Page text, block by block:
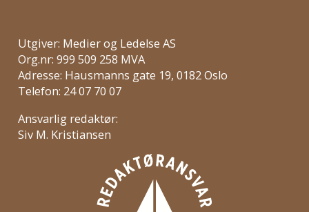
Utgiver: Medier og Ledelse AS
Org.nr: 999 509 258 MVA
Adresse: Hausmanns gate 19, 0182 Oslo
Telefon: 24 07 70 07
Ansvarlig redaktør:
Siv M. Kristiansen